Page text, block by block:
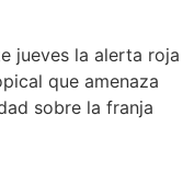
jueves la alerta roja
que amenaza
sobre la franja